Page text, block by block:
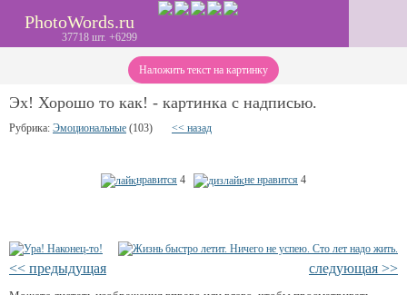
PhotoWords.ru
37718 шт. +6299
Наложить текст на картинку
Эх! Хорошо то как! - картинка с надписью.
Рубрика: Эмоциональные (103) << назад
нравится 4 не нравится 4
<< предыдущая следующая >>